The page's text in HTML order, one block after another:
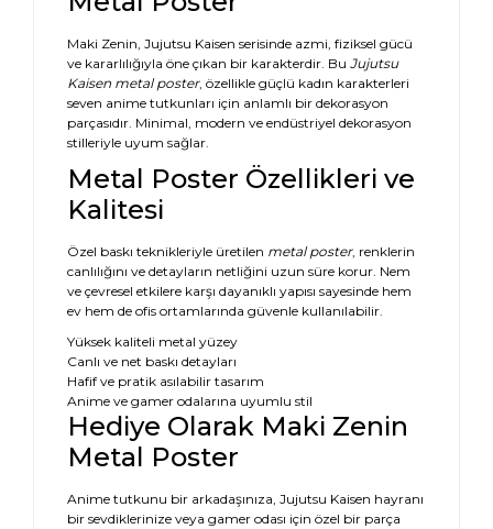
Maki Zenin, Jujutsu Kaisen serisinde azmi, fiziksel gücü
ve kararlılığıyla öne çıkan bir karakterdir. Bu Jujutsu
Kaisen metal poster, özellikle güçlü kadın karakterleri
seven anime tutkunları için anlamlı bir dekorasyon
parçasıdır. Minimal, modern ve endüstriyel dekorasyon
stilleriyle uyum sağlar.
Metal Poster Özellikleri ve
Kalitesi
Özel baskı teknikleriyle üretilen metal poster, renklerin
canlılığını ve detayların netliğini uzun süre korur. Nem
ve çevresel etkilere karşı dayanıklı yapısı sayesinde hem
ev hem de ofis ortamlarında güvenle kullanılabilir.
Yüksek kaliteli metal yüzey
Canlı ve net baskı detayları
Hafif ve pratik asılabilir tasarım
Anime ve gamer odalarına uyumlu stil
Hediye Olarak Maki Zenin
Metal Poster
Anime tutkunu bir arkadaşınıza, Jujutsu Kaisen hayranı
bir sevdiklerinize veya gamer odası için özel bir parça